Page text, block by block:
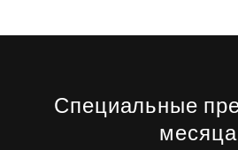
Специальные
месяца